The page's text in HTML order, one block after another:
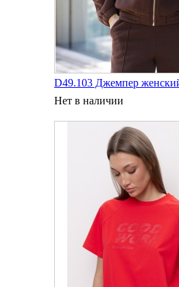
D49.103 Джемпер
Нет в наличии